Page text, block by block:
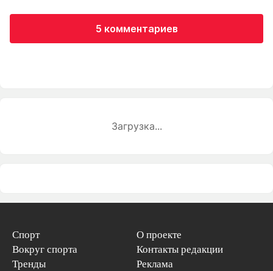
5 комментариев
Загрузка...
Спорт
Вокруг спорта
Тренды
О проекте
Контакты редакции
Реклама